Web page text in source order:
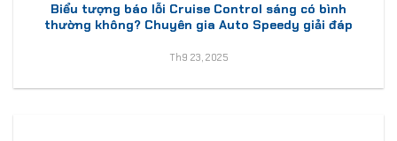
Biểu tượng báo lỗi Cruise Control sáng có bình
thường không? Chuyên gia Auto Speedy giải đáp
Th9 23, 2025